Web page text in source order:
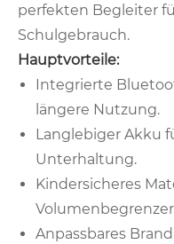
perfekten Begleiter
Schulgebrauch.
Hauptvorteile:
Integrierte
längere Nutzung.
Langlebiger Akku
Unterhaltung.
Kindersicheres
Anpassbares